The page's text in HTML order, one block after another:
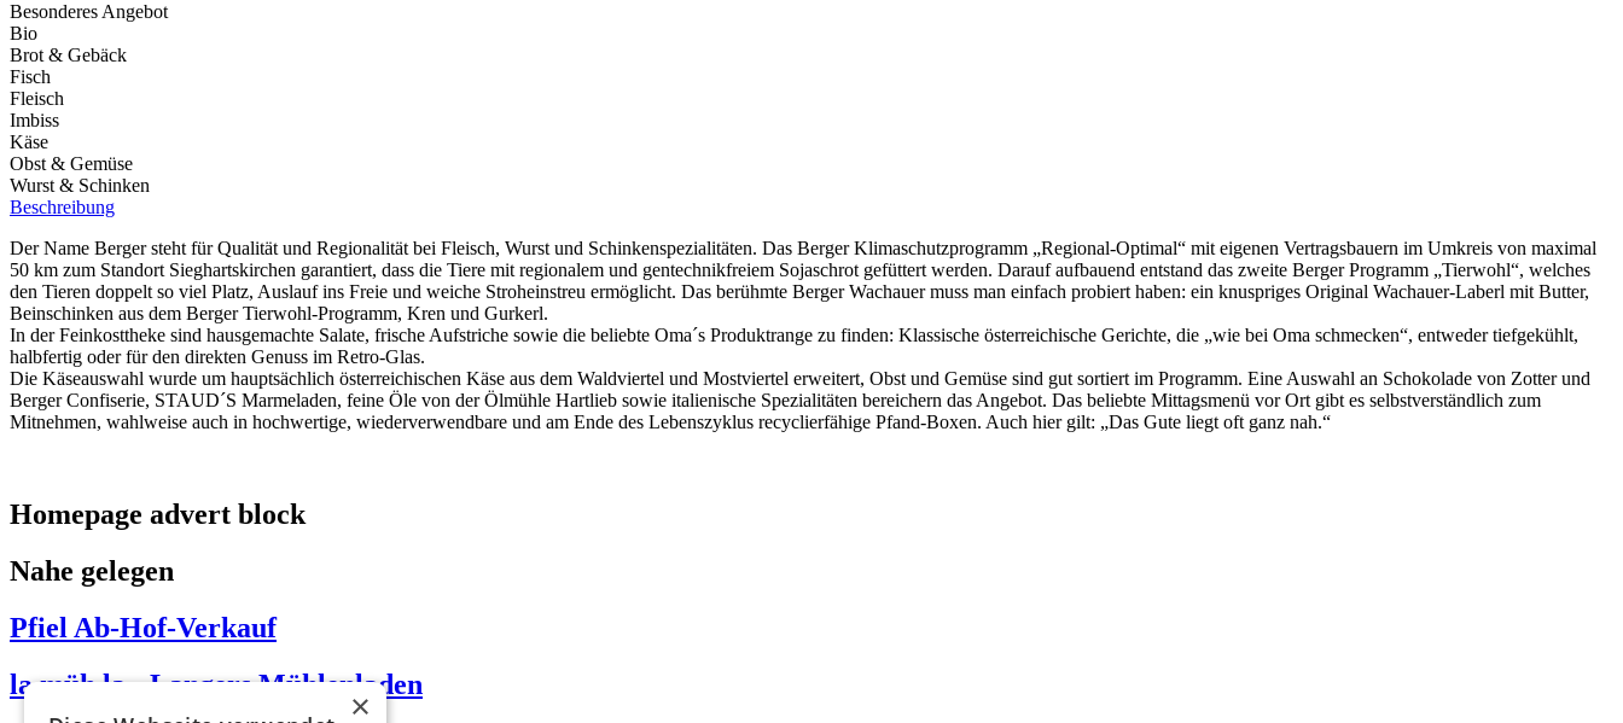
Besonderes Angebot
Bio
Brot & Gebäck
Fisch
Fleisch
Imbiss
Käse
Obst & Gemüse
Wurst & Schinken
Beschreibung
Der Name Berger steht für Qualität und Regionalität bei Fleisch, Wurst und Schinkenspezialitäten. Das Berger Klimaschutzprogramm „Regional-Optimal“ mit eigenen Vertragsbauern im Umkreis von maximal
50 km zum Standort Sieghartskirchen garantiert, dass die Tiere mit regionalem und gentechnikfreiem Sojaschrot gefüttert werden. Darauf aufbauend entstand das zweite Berger Programm „Tierwohl“, welches
den Tieren doppelt so viel Platz, Auslauf ins Freie und weiche Stroheinstreu ermöglicht. Das berühmte Berger Wachauer muss man einfach probiert haben: ein knuspriges Original Wachauer-Laberl mit Butter,
Beinschinken aus dem Berger Tierwohl-Programm, Kren und Gurkerl.
In der Feinkosttheke sind hausgemachte Salate, frische Aufstriche sowie die beliebte Oma´s Produktrange zu finden: Klassische österreichische Gerichte, die „wie bei Oma schmecken“, entweder tiefgekühlt,
halbfertig oder für den direkten Genuss im Retro-Glas.
Die Käseauswahl wurde um hauptsächlich österreichischen Käse aus dem Waldviertel und Mostviertel erweitert, Obst und Gemüse sind gut sortiert im Programm. Eine Auswahl an Schokolade von Zotter und
Berger Confiserie, STAUD´S Marmeladen, feine Öle von der Ölmühle Hartlieb sowie italienische Spezialitäten bereichern das Angebot. Das beliebte Mittagsmenü vor Ort gibt es selbstverständlich zum
Mitnehmen, wahlweise auch in hochwertige, wiederverwendbare und am Ende des Lebenszyklus recyclierfähige Pfand-Boxen. Auch hier gilt: „Das Gute liegt oft ganz nah.“
Homepage advert block
Nahe gelegen
Pfiel Ab-Hof-Verkauf
la müh la - Langers Mühlenladen
×